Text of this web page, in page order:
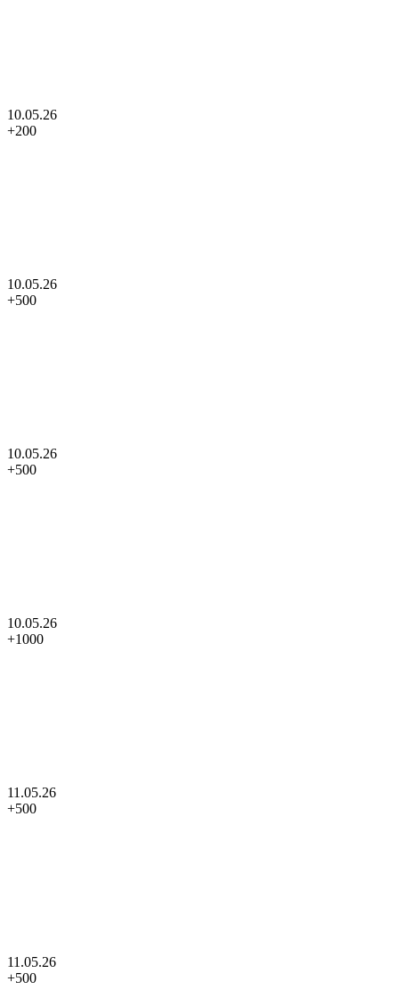
10.05.26
+200
10.05.26
+500
10.05.26
+500
10.05.26
+1000
11.05.26
+500
11.05.26
+500